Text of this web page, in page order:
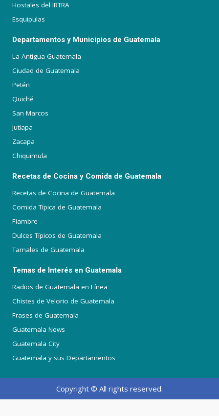
Hostales del IRTRA
Esquipulas
Departamentos y Municipios de Guatemala
La Antigua Guatemala
Ciudad de Guatemala
Petén
Quiché
San Marcos
Jutiapa
Zacapa
Chiquimula
Recetas de Cocina y Comida de Guatemala
Recetas de Cocina de Guatemala
Comida Típica de Guatemala
Fiambre
Dulces Típicos de Guatemala
Tamales de Guatemala
Temas de Interés en Guatemala
Radios de Guatemala en Línea
Chistes de Velorio de Guatemala
Frases de Guatemala
Guatemala News
Guatemala City
Guatemala y sus Departamentos
Copyright © All rights reserved.